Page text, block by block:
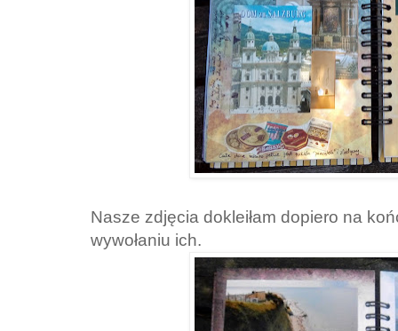
Nasze zdjęcia dokleiłam dopiero na
wywołaniu ich.